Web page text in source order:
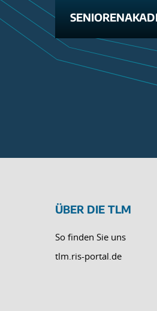
ÜBER DIE TLM
So finden Sie uns
tlm.ris-portal.de